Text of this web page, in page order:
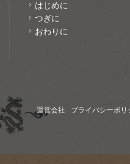
はじめに
つぎに
おわりに
運営会社 プライバシーポリ